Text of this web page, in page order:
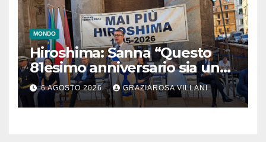
MONDO
Hiroshima: Sanna “Questo
81esimo anniversario sia un
monito per tutti”
6 AGOSTO 2026 GRAZIAROSA VILLANI